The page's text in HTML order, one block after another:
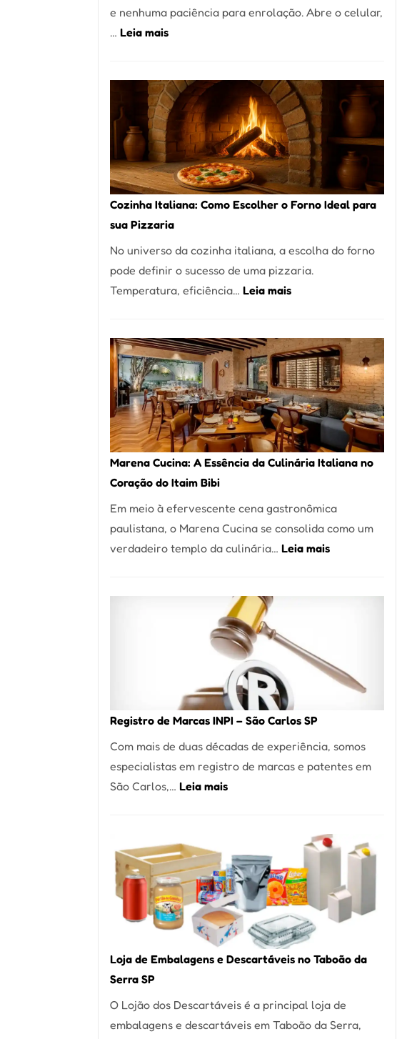
e nenhuma paciência para enrolação. Abre o celular,
… Leia mais:
Encontrar
um
Bom
Lugar
para
Comer?
Este
Portal
Quer
Resolver
Isso
Cozinha Italiana: Como Escolher o Forno Ideal para
sua Pizzaria
No universo da cozinha italiana, a escolha do forno
pode definir o sucesso de uma pizzaria.
Temperatura, eficiência… Leia mais:
Como
Escolher
o
Forno
Ideal
para
sua
Marena Cucina: A Essência da Culinária Italiana no
Coração do Itaim Bibi
Em meio à efervescente cena gastronômica
paulistana, o Marena Cucina se consolida como um
verdadeiro templo da culinária… Leia mais:
Culinária
Italiana
do
Itaim
Registro de Marcas INPI – São Carlos SP
Com mais de duas décadas de experiência, somos
especialistas em registro de marcas e patentes em
São Carlos,… Leia mais:
INPI
–
São
Carlos
SP
Loja de Embalagens e Descartáveis no Taboão da
Serra SP
O Lojão dos Descartáveis é a principal loja de
embalagens e descartáveis em Taboão da Serra,